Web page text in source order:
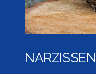
NARZISSEN